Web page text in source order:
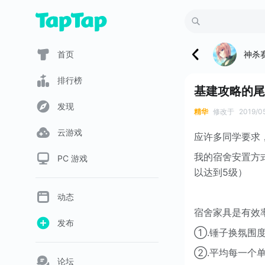
首页
排行榜
发现
云游戏
PC 游戏
动态
发布
论坛
神杀
基建攻略的
精华 修改于 2019/
应许多同学要求
我的宿舍安置
以达到5级）
宿舍家具是有效
①.锤子换氛围
②.平均每一个